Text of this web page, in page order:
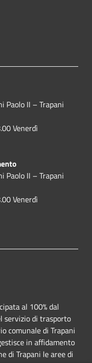
Paolo II – Trapani
Venerdì
Paolo II – Trapani
Venerdì
al 100% dal
servizio di trasporto
comunale di Trapani
in affidamento
di Trapani le aree di